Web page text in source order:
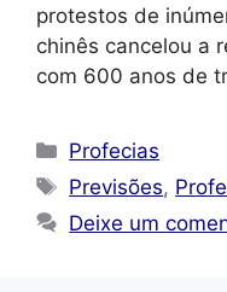
protestos de
chinês cancelou a
com 600 anos de
Categorias
Profecias
Tags
Previsões,
Deixe um